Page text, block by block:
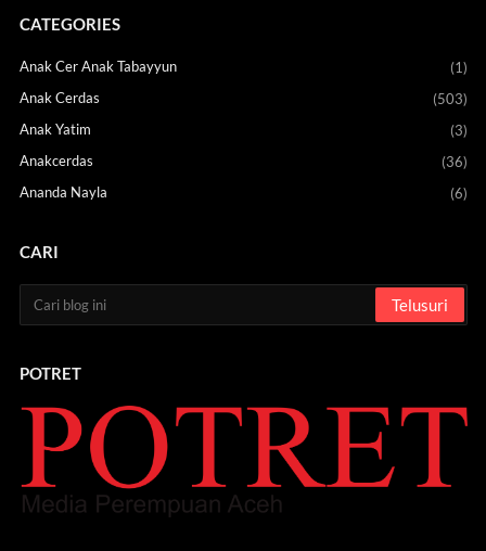
CATEGORIES
Anak Cer Anak Tabayyun
(1)
Anak Cerdas
(503)
Anak Yatim
(3)
Anakcerdas
(36)
Ananda Nayla
(6)
CARI
POTRET